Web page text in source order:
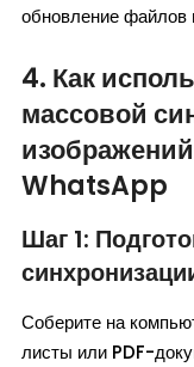
обновление файлов
4. Как
массовой
WhatsApp
Шаг 1:
Соберите на
листы или PDF-